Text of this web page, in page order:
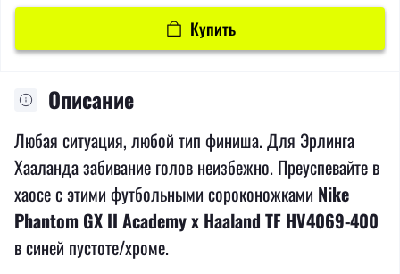
Купить
Описание
Любая ситуация, любой тип финиша. Для Эрлинга
Хааланда забивание голов неизбежно. Преуспевайте в
хаосе с этими футбольными сороконожками Nike
Phantom GX II Academy x Haaland TF HV4069-400
в синей пустоте/хроме.